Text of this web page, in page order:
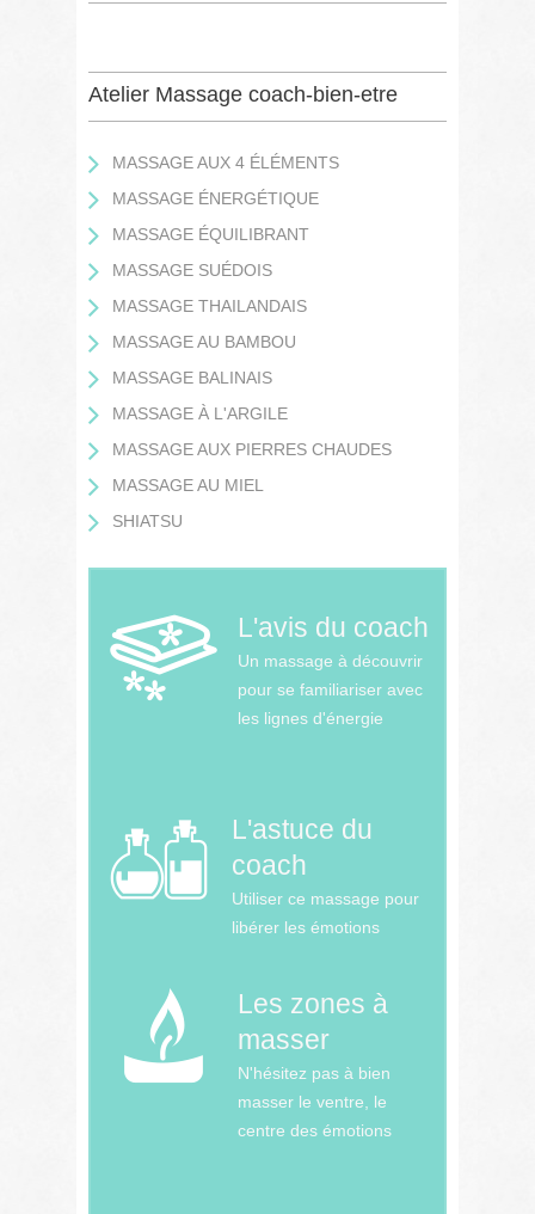
Atelier Massage coach-bien-etre
MASSAGE AUX 4 ÉLÉMENTS
MASSAGE ÉNERGÉTIQUE
MASSAGE ÉQUILIBRANT
MASSAGE SUÉDOIS
MASSAGE THAILANDAIS
MASSAGE AU BAMBOU
MASSAGE BALINAIS
MASSAGE À L'ARGILE
MASSAGE AUX PIERRES CHAUDES
MASSAGE AU MIEL
SHIATSU
L'avis du coach
Un massage à découvrir
pour se familiariser avec
les lignes d'énergie
L'astuce du
coach
Utiliser ce massage pour
libérer les émotions
Les zones à
masser
N'hésitez pas à bien
masser le ventre, le
centre des émotions